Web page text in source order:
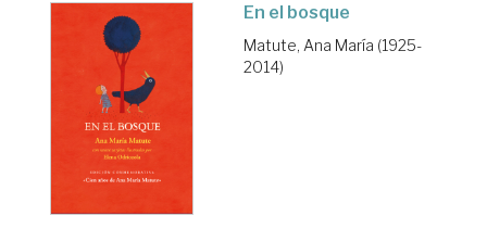
En el bosque
Matute, Ana María (1925-
2014)